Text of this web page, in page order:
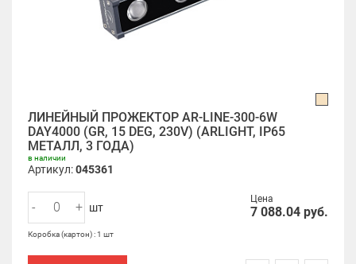
ЛИНЕЙНЫЙ ПРОЖЕКТОР AR-LINE-300-6W
DAY4000 (GR, 15 DEG, 230V) (ARLIGHT, IP65
МЕТАЛЛ, 3 ГОДА)
в наличии
Артикул:045361
Цена
7 088.04 руб.
- + шт
Коробка (картон) : 1 шт